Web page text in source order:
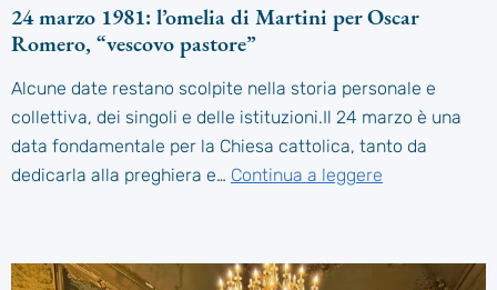
24 marzo 1981: l’omelia di Martini per Oscar
Romero, “vescovo pastore”
Alcune date restano scolpite nella storia personale e
collettiva, dei singoli e delle istituzioni.Il 24 marzo è una
data fondamentale per la Chiesa cattolica, tanto da
dedicarla alla preghiera e… Continua a leggere